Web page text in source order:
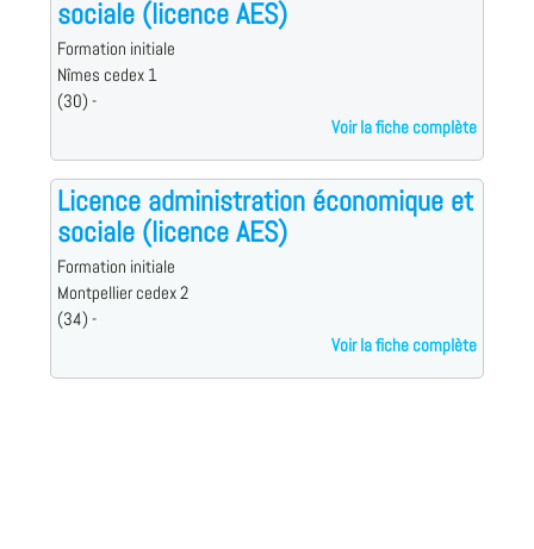
sociale (licence AES)
Formation initiale
Nîmes cedex 1
(30) -
Voir la fiche complète
Licence administration économique et
sociale (licence AES)
Formation initiale
Montpellier cedex 2
(34) -
Voir la fiche complète